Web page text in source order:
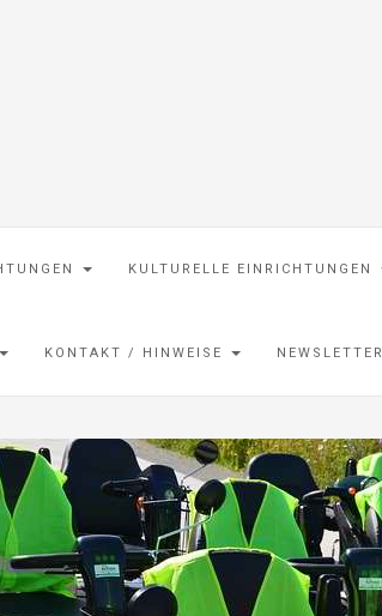
KULTURELLE EINRICHTUNGEN
KONTAKT / HINWEISE NEWSLETTER